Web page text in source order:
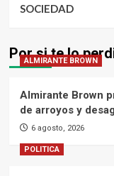
SOCIEDAD
Por si te lo
ALMIRANTE BROWN
Almirante Brown
de arroyos y
6 agosto, 2026
POLITICA